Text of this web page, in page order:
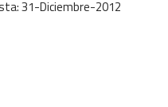
31-Diciembre-2012